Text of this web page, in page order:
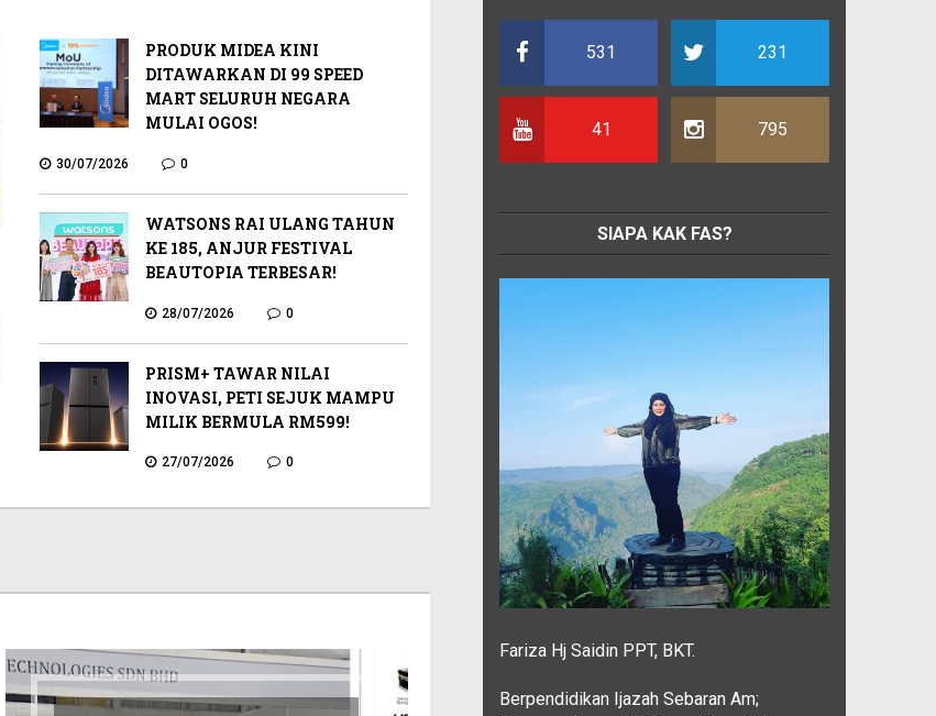
PRODUK MIDEA KINI
DITAWARKAN DI 99 SPEED
MART SELURUH NEGARA
MULAI OGOS!
30/07/2026 0
WATSONS RAI ULANG TAHUN
KE 185, ANJUR FESTIVAL
BEAUTOPIA TERBESAR!
28/07/2026 0
PRISM+ TAWAR NILAI
INOVASI, PETI SEJUK MAMPU
MILIK BERMULA RM599!
27/07/2026 0
531 231
41 795
SIAPA KAK FAS?
Fariza Hj Saidin PPT, BKT.
Berpendidikan Ijazah Sebaran Am;